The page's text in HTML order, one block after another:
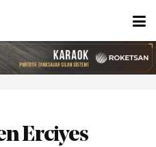
Erciyes